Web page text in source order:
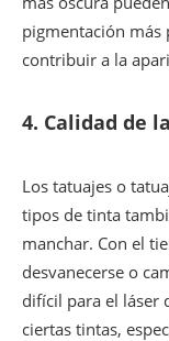
pigmentación más
contribuir a la
4. Calidad de
Los tatuajes o
tipos de tinta
manchar. Con el
desvanecerse o
difícil para el láser
ciertas tintas,